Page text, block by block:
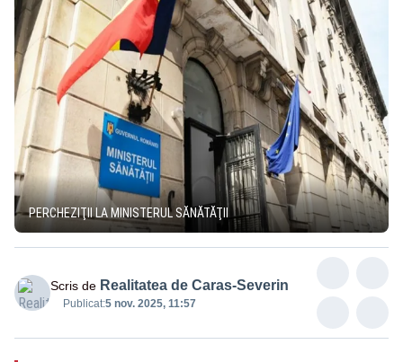
PERCHEZIŢII LA MINISTERUL SĂNĂTĂŢII
Scris de Realitatea de Caras-Severin
Publicat:5 nov. 2025, 11:57